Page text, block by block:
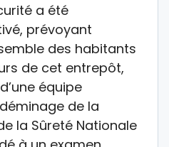
a été
prévoyant
des habitants
de cet entrepôt,
équipe
de la
la Sûreté Nationale